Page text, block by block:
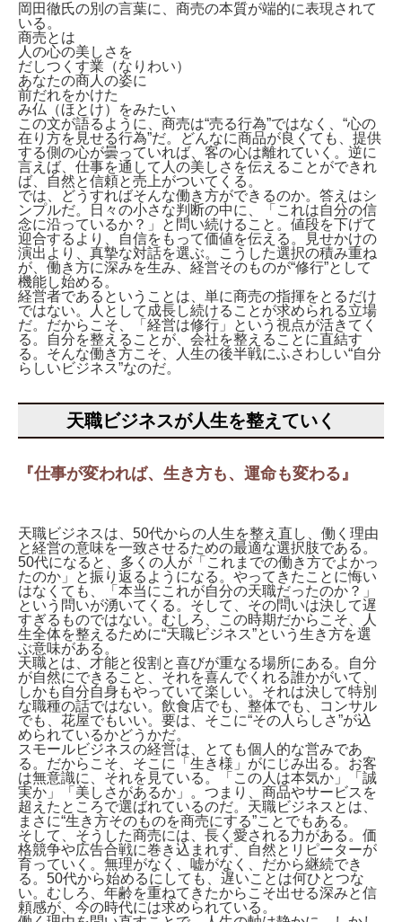
岡田徹氏の別の言葉に、商売の本質が端的に表現されて
いる。
商売とは
人の心の美しさを
だしつくす業（なりわい）
あなたの商人の姿に
前だれをかけた
み仏（ほとけ）をみたい
この文が語るように、商売は“売る行為”ではなく、“心の
在り方を見せる行為”だ。どんなに商品が良くても、提供
する側の心が曇っていれば、客の心は離れていく。逆に
言えば、仕事を通して人の美しさを伝えることができれ
ば、自然と信頼と売上がついてくる。
では、どうすればそんな働き方ができるのか。答えはシ
ンプルだ。日々の小さな判断の中に、「これは自分の信
念に沿っているか？」と問い続けること。値段を下げて
迎合するより、自信をもって価値を伝える。見せかけの
演出より、真摯な対話を選ぶ。こうした選択の積み重ね
が、働き方に深みを生み、経営そのものが“修行”として
機能し始める。
経営者であるということは、単に商売の指揮をとるだけ
ではない。人として成長し続けることが求められる立場
だ。だからこそ、「経営は修行」という視点が活きてく
る。自分を整えることが、会社を整えることに直結す
る。そんな働き方こそ、人生の後半戦にふさわしい“自分
らしいビジネス”なのだ。
天職ビジネスが人生を整えていく
『仕事が変われば、生き方も、運命も変わる』
天職ビジネスは、50代からの人生を整え直し、働く理由
と経営の意味を一致させるための最適な選択肢である。
50代になると、多くの人が「これまでの働き方でよかっ
たのか」と振り返るようになる。やってきたことに悔い
はなくても、「本当にこれが自分の天職だったのか？」
という問いが湧いてくる。そして、その問いは決して遅
すぎるものではない。むしろ、この時期だからこそ、人
生全体を整えるために“天職ビジネス”という生き方を選
ぶ意味がある。
天職とは、才能と役割と喜びが重なる場所にある。自分
が自然にできること、それを喜んでくれる誰かがいて、
しかも自分自身もやっていて楽しい。それは決して特別
な職種の話ではない。飲食店でも、整体でも、コンサル
でも、花屋でもいい。要は、そこに“その人らしさ”が込
められているかどうかだ。
スモールビジネスの経営は、とても個人的な営みであ
る。だからこそ、そこに「生き様」がにじみ出る。お客
は無意識に、それを見ている。「この人は本気か」「誠
実か」「美しさがあるか」。つまり、商品やサービスを
超えたところで選ばれているのだ。天職ビジネスとは、
まさに“生き方そのものを商売にする”ことでもある。
そして、そうした商売には、長く愛される力がある。価
格競争や広告合戦に巻き込まれず、自然とリピーターが
育っていく。無理がなく、嘘がなく、だから継続でき
る。50代から始めるにしても、遅いことは何ひとつな
い。むしろ、年齢を重ねてきたからこそ出せる深みと信
頼感が、今の時代には求められている。